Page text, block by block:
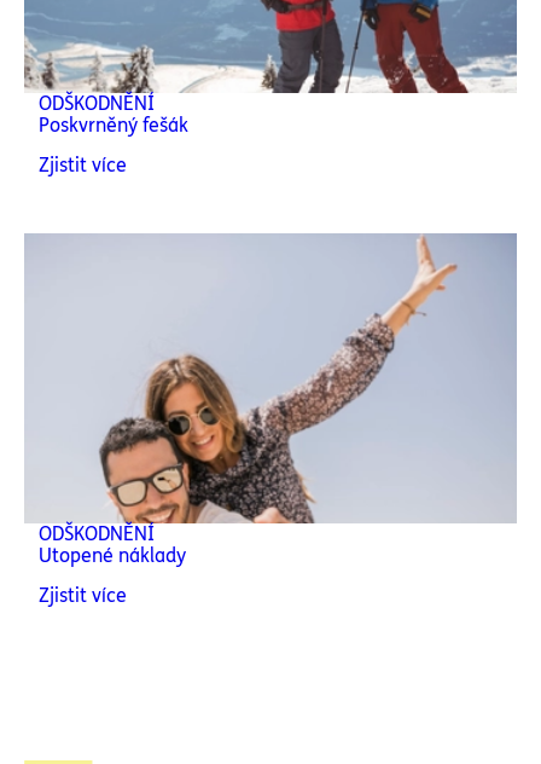
ODŠKODNĚNÍ
Poskvrněný fešák
Zjistit více
ODŠKODNĚNÍ
Utopené náklady
Zjistit více